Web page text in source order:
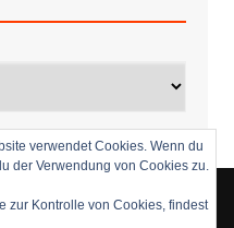
verwendet Cookies. Wenn du
der Verwendung von Cookies zu.
zur Kontrolle von Cookies, findest